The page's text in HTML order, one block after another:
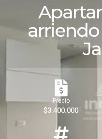
Precio
$3.400.000